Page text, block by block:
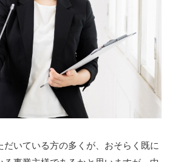
だいている方の多くが、おそらく既に